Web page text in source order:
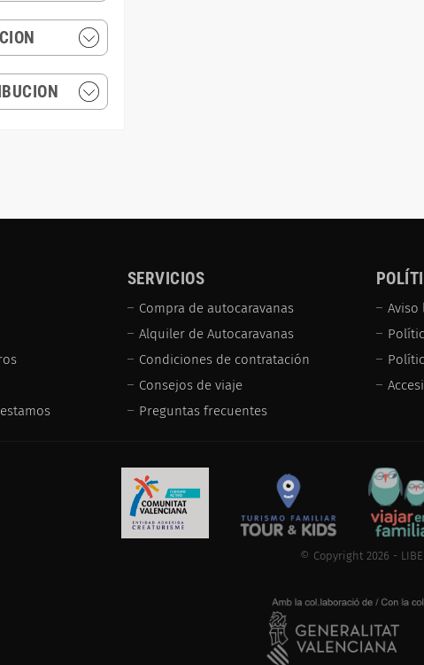
SERVICIOS
Compra de autocaravanas
Alquiler de Autocaravanas
Condiciones de contratación
Consejos de viaje
Preguntas frecuentes
Aviso
© Copyright 2026 -